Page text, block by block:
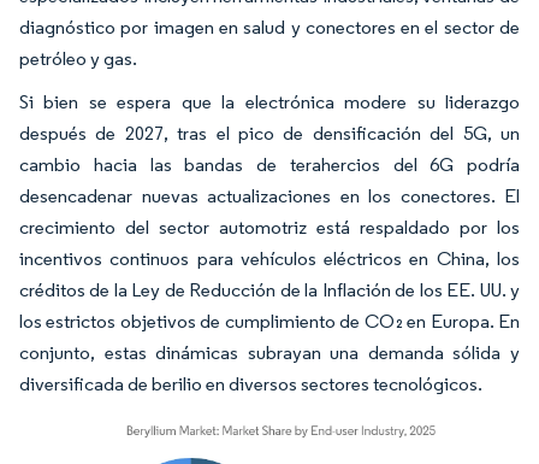
diagnóstico por imagen en salud y conectores en el sector de
petróleo y gas.
Si bien se espera que la electrónica modere su liderazgo
después de 2027, tras el pico de densificación del 5G, un
cambio hacia las bandas de terahercios del 6G podría
desencadenar nuevas actualizaciones en los conectores. El
crecimiento del sector automotriz está respaldado por los
incentivos continuos para vehículos eléctricos en China, los
créditos de la Ley de Reducción de la Inflación de los EE. UU. y
los estrictos objetivos de cumplimiento de CO₂ en Europa. En
conjunto, estas dinámicas subrayan una demanda sólida y
diversificada de berilio en diversos sectores tecnológicos.